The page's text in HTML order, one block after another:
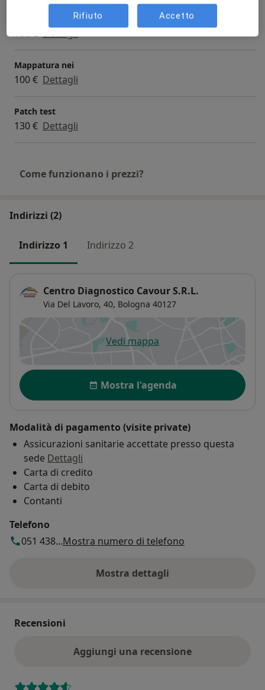
Esame tricologico
100 € Dettagli
Mappatura nei
100 € Dettagli
Patch test
130 € Dettagli
Come funzionano i prezzi?
Indirizzi (2)
Indirizzo 1 Indirizzo 2
Centro Diagnostico Cavour S.R.L.
Via Del Lavoro, 40, Bologna 40127
Vedi mappasi apre in una nuova scheda
Disponibilità
Mostra l'agenda
Modalità di pagamento (visite private)
Assicurazioni sanitarie accettate presso questa
sede Dettagli
Carta di credito
Carta di debito
Contanti
Telefono
051 438...Mostra numero di telefono
Mostra dettagli
sull'indirizzo
Recensioni
Aggiungi una recensione
Rifiuto Accetto